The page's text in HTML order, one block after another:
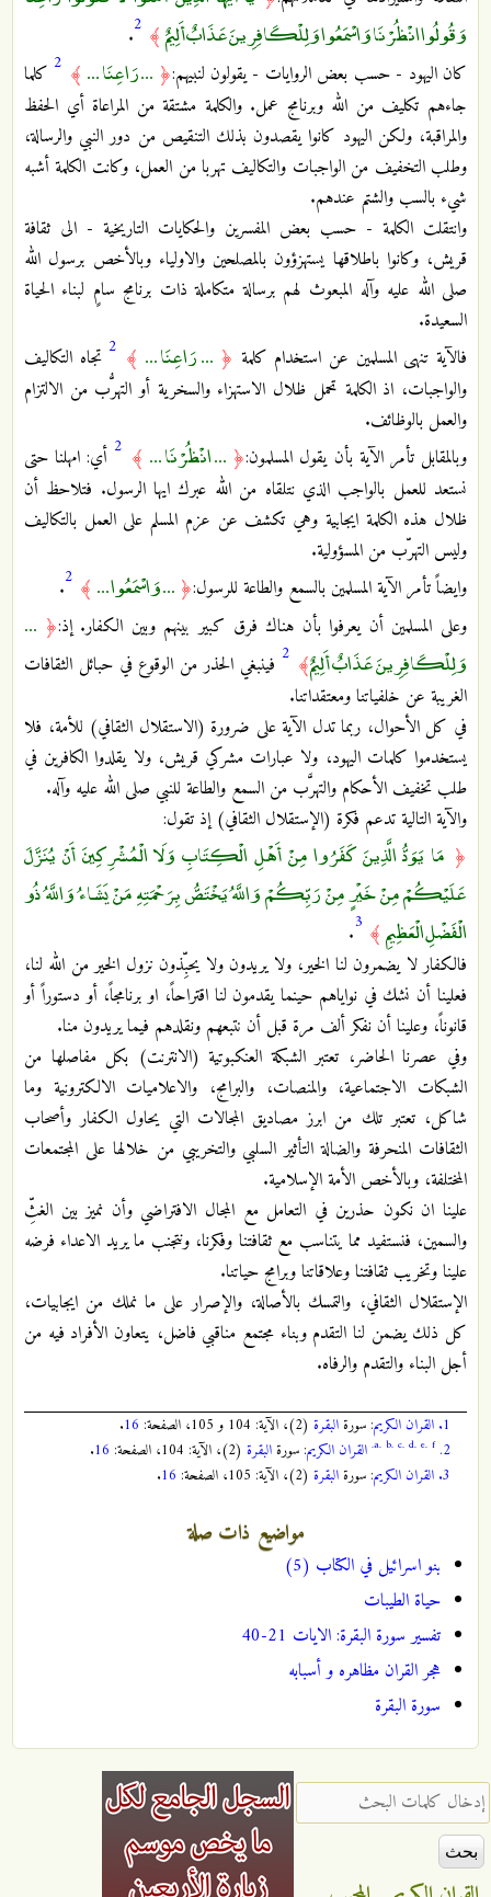
وَقُولُوا انْظُرْنَا وَاسْمَعُوا وَلِلْكَافِرِينَ عَذَابٌ أَلِيمٌ ﴾ 2
.
كان اليهود - حسب بعض الروايات - يقولون لنبيهم:﴿ ... رَاعِنَا ... ﴾ 2 كلما
جاءهم تكليف من الله وبرنامج عمل. والكلمة مشتقة من المراعاة أي الحفظ
والمراقبة، ولكن اليهود كانوا يقصدون بذلك التنقيص من دور النبي والرسالة،
وطلب التخفيف من الواجبات والتكاليف تهربا من العمل، وكانت الكلمة أشبه
شيء بالسب والشتم عندهم.
وانتقلت الكلمة - حسب بعض المفسرين والحكايات التاريخية - الى ثقافة
قريش، وكانوا باطلاقها يستهزؤون بالمصلحين والاولياء وبالأخص برسول الله
صلى الله عليه وآله المبعوث لهم برسالة متكاملة ذات برنامج سامٍ لبناء الحياة
السعيدة.
فالآية تنهى المسلمين عن استخدام كلمة ﴿ ... رَاعِنَا ... ﴾ 2 تجاه التكاليف
والواجبات، اذ الكلمة تحمل ظلال الاستهزاء والسخرية أو التهرُّب من الالتزام
والعمل بالوظائف.
وبالمقابل تأمر الآية بأن يقول المسلمون:﴿ ... انْظُرْنَا ... ﴾ 2 أي: امهلنا حتى
نستعد للعمل بالواجب الذي نتلقاه من الله عبرك ايها الرسول. فتلاحظ أن
ظلال هذه الكلمة ايجابية وهي تكشف عن عزم المسلم على العمل بالتكاليف
وليس التهرّب من المسؤولية.
وايضاً تأمر الآية المسلمين بالسمع والطاعة للرسول:﴿ ... وَاسْمَعُوا ... ﴾ 2
.
وعلى المسلمين أن يعرفوا بأن هناك فرق كبير بينهم وبين الكفار. إذ:﴿ ...
وَلِلْكَافِرِينَ عَذَابٌ أَلِيمٌ﴾ 2 فينبغي الحذر من الوقوع في حبائل الثقافات
الغريبة عن خلفياتنا ومعتقداتنا.
في كل الأحوال، ربما تدل الآية على ضرورة (الاستقلال الثقافي) للأمة، فلا
يستخدموا كلمات اليهود، ولا عبارات مشركي قريش، ولا يقلدوا الكافرين في
طلب تخفيف الأحكام والتهرَّب من السمع والطاعة للنبي صلى الله عليه وآله.
والآية التالية تدعم فكرة (الإستقلال الثقافي) إذ تقول:
﴿ مَا يَوَدُّ الَّذِينَ كَفَرُوا مِنْ أَهْلِ الْكِتَابِ وَلَا الْمُشْرِكِينَ أَنْ يُنَزَّلَ
عَلَيْكُمْ مِنْ خَيْرٍ مِنْ رَبِّكُمْ وَاللَّهُ يَخْتَصُّ بِرَحْمَتِهِ مَنْ يَشَاءُ وَاللَّهُ ذُو
الْفَضْلِ الْعَظِيمِ ﴾ 3
.
فالكفار لا يضمرون لنا الخير، ولا يريدون ولا يحبِّذون نزول الخير من الله لنا،
فعلينا أن نشك في نواياهم حينما يقدمون لنا اقتراحاً، او برنامجاً، أو دستوراً أو
قانوناً، وعلينا أن نفكر ألف مرة قبل أن نتبعهم ونقلدهم فيما يريدون منا.
وفي عصرنا الحاضر، تعتبر الشبكة العنكبوتية (الانترنت) بكل مفاصلها من
الشبكات الاجتماعية، والمنصات، والبرامج، والاعلاميات الالكترونية وما
شاكل، تعتبر تلك من ابرز مصاديق المجالات التي يحاول الكفار وأصحاب
الثقافات المنحرفة والضالة التأثير السلبي والتخريبي من خلالها على المجتمعات
المختلفة، وبالأخص الأمة الإسلامية.
علينا ان نكون حذرين في التعامل مع المجال الافتراضي وأن نميز بين الغثِّ
والسمين، فنستفيد مما يتناسب مع ثقافتنا وفكرنا، ونتجنب ما يريد الاعداء فرضه
علينا وتخريب ثقافتنا وعلاقاتنا وبرامج حياتنا.
الإستقلال الثقافي، والتمسك بالأصالة، والإصرار على ما نملك من ايجابيات،
كل ذلك يضمن لنا التقدم وبناء مجتمع مناقبي فاضل، يتعاون الأفراد فيه من
أجل البناء والتقدم والرفاه.
1. القران الكريم: سورةالبقرة (2)، الآية: 104 و 105، الصفحة: 16
.
2.
a. b. c. d. e. f. القران الكريم: سورةالبقرة (2)، الآية: 104، الصفحة: 16
.
3. القران الكريم: سورةالبقرة (2)، الآية: 105، الصفحة: 16
.
مواضيع ذات صلة
بنو اسرائيل في الكتاب (5)
حياة الطيبات
تفسير سورة البقرة: الايات 21-40
هجر القران مظاهره و أسبابه
سورة البقرة
‏إدخال كلمات البحث ‏